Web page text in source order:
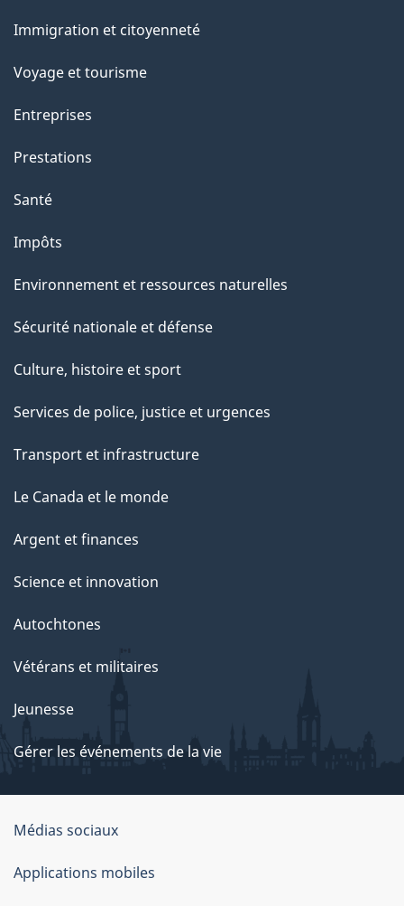
sujets
Immigration et citoyenneté
Voyage et tourisme
Entreprises
Prestations
Santé
Impôts
Environnement et ressources naturelles
Sécurité nationale et défense
Culture, histoire et sport
Services de police, justice et urgences
Transport et infrastructure
Le Canada et le monde
Argent et finances
Science et innovation
Autochtones
Vétérans et militaires
Jeunesse
Gérer les événements de la vie
Organisation
du
gouvernement
Médias sociaux
Applications mobiles